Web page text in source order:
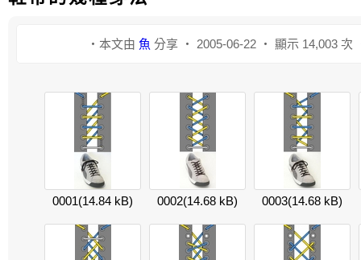
‧本文由魚 分享 ‧ 2005-06-22 ‧ 顯示 14,003
0001(14.84 kB) 0002(14.68 kB) 0003(14.68 kB)